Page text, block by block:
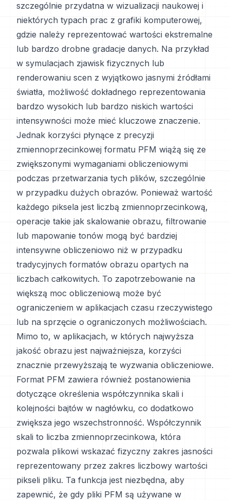
szczególnie przydatna w wizualizacji naukowej i
niektórych typach prac z grafiki komputerowej,
gdzie należy reprezentować wartości ekstremalne
lub bardzo drobne gradacje danych. Na przykład
w symulacjach zjawisk fizycznych lub
renderowaniu scen z wyjątkowo jasnymi źródłami
światła, możliwość dokładnego reprezentowania
bardzo wysokich lub bardzo niskich wartości
intensywności może mieć kluczowe znaczenie.
Jednak korzyści płynące z precyzji
zmiennoprzecinkowej formatu PFM wiążą się ze
zwiększonymi wymaganiami obliczeniowymi
podczas przetwarzania tych plików, szczególnie
w przypadku dużych obrazów. Ponieważ wartość
każdego piksela jest liczbą zmiennoprzecinkową,
operacje takie jak skalowanie obrazu, filtrowanie
lub mapowanie tonów mogą być bardziej
intensywne obliczeniowo niż w przypadku
tradycyjnych formatów obrazu opartych na
liczbach całkowitych. To zapotrzebowanie na
większą moc obliczeniową może być
ograniczeniem w aplikacjach czasu rzeczywistego
lub na sprzęcie o ograniczonych możliwościach.
Mimo to, w aplikacjach, w których najwyższa
jakość obrazu jest najważniejsza, korzyści
znacznie przewyższają te wyzwania obliczeniowe.
Format PFM zawiera również postanowienia
dotyczące określenia współczynnika skali i
kolejności bajtów w nagłówku, co dodatkowo
zwiększa jego wszechstronność. Współczynnik
skali to liczba zmiennoprzecinkowa, która
pozwala plikowi wskazać fizyczny zakres jasności
reprezentowany przez zakres liczbowy wartości
pikseli pliku. Ta funkcja jest niezbędna, aby
zapewnić, że gdy pliki PFM są używane w